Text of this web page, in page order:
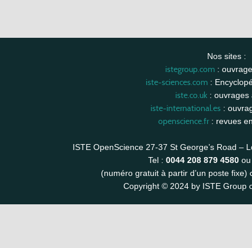
Nos sites :
istegroup.com:
iste-sciences.com:
iste.co.uk : ouvrages
iste-international.es:
openscience.fr: revues
ISTE OpenScience 27-37 St George’s Road –
Tel : 0044 208 879 4580 ou
(numéro gratuit à partir d’un poste fixe)
Copyright © 2024 by ISTE Group